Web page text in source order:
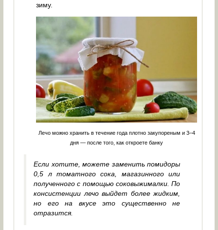
зиму.
Лечо можно хранить в течение года плотно закупореным и 3–4
дня — после того, как откроете банку
Если хотите, можете заменить помидоры
0,5 л томатного сока, магазинного или
полученного с помощью соковыжималки. По
консистенции лечо выйдет более жидким,
но его на вкусе это существенно не
отразится.